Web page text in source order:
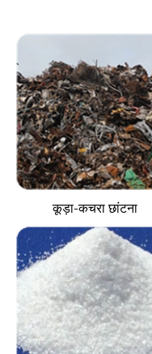
कूड़ा-कचरा छांटना